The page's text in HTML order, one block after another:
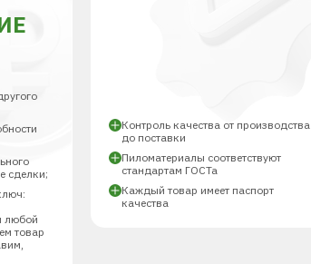
сделки;
любой
товар
Контроль качества от производства
до поставки
Пиломатериалы соответствуют
стандартам ГОСТа
Каждый товар имеет паспорт
качества